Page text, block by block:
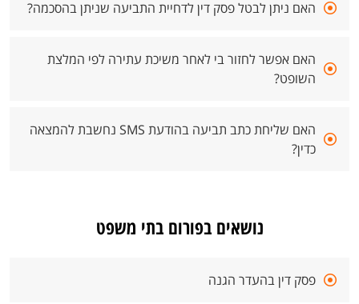
האם ניתן לבטל פסק דין לדחיית התביעה שניתן בהסכמה?
האם אפשר לחזור בי לאחר משיכת עתירה לפי המלצת
השופט?
האם שליחת כתב תביעה בהודעת SMS נחשבת להמצאה
כדין?
נושאים בפורום בתי משפט
פסק דין בהעדר הגנה